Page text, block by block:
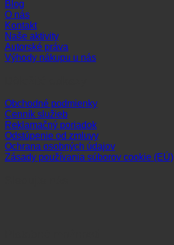
Blog
O nás
Kontakt
Naše aktivity
Autorské práva
Výhody nákupu u nás
Obchodné podmienky
Cenník služieb
Reklamačný poriadok
Odstúpenie od zmluvy
Ochrana osobných údajov
Zásady používania súborov cookie (EÚ)